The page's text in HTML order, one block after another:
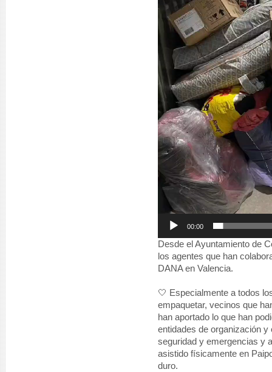
00:00
Desde el Ayuntamiento de
los agentes que han
DANA en Valencia.
🤍 Especialmente a todos
empaquetar, vecinos que
han aportado lo que han
entidades de organización
seguridad y emergencias y
asistido físicamente en
duro.